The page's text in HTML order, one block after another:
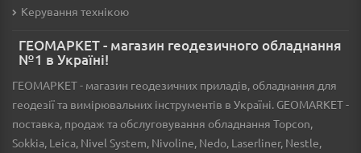
Керування технікою
ГЕОМАРКЕТ - магазин геодезичного обладнання
№1 в Україні!
ГЕОМАРКЕТ - магазин геодезичних приладів, обладнання для
геодезії та вимірювальних інструментів в Україні. GEOMARKET -
поставка, продаж та обслуговування обладнання Topcon,
Sokkia, Leica, Nivel System, Nivoline, Nedo, Laserliner, Nestle,